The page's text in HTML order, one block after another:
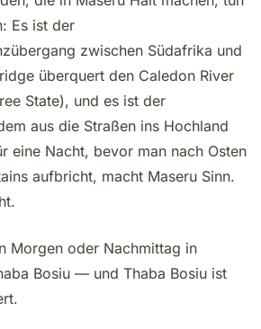
Es ist der
zwischen Südafrika und
überquert den Caledon River
State), und es ist der
aus die Straßen ins Hochland
eine Nacht, bevor man nach Osten
aufbricht, macht Maseru Sinn.
Morgen oder Nachmittag in
Bosiu — und Thaba Bosiu ist